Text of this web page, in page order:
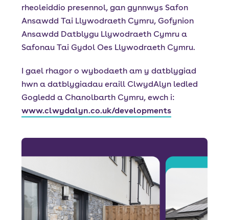
rheoleiddio presennol, gan gynnwys Safon
Ansawdd Tai Llywodraeth Cymru, Gofynion
Ansawdd Datblygu Llywodraeth Cymru a
Safonau Tai Gydol Oes Llywodraeth Cymru.
I gael rhagor o wybodaeth am y datblygiad
hwn a datblygiadau eraill ClwydAlyn ledled
Gogledd a Chanolbarth Cymru, ewch i:
www.clwydalyn.co.uk/developments